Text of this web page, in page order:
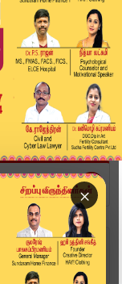
×
அதிர்ச்சி...